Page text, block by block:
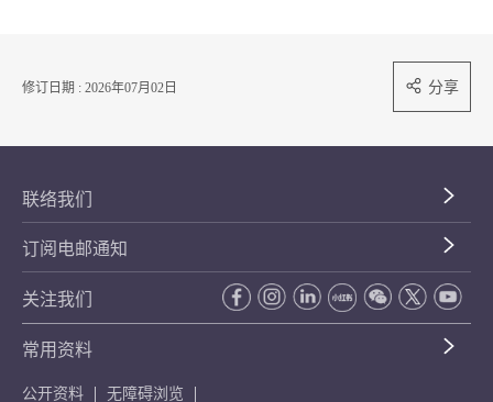
修订日期 : 2026年07月02日 分享
联络我们
订阅电邮通知
关注我们
常用资料
公开资料 无障碍浏览